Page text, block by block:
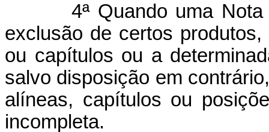
4ª Quando uma Nota
exclusão de certos
ou capítulos ou a
salvo disposição em
alíneas, capítulos ou
incompleta.